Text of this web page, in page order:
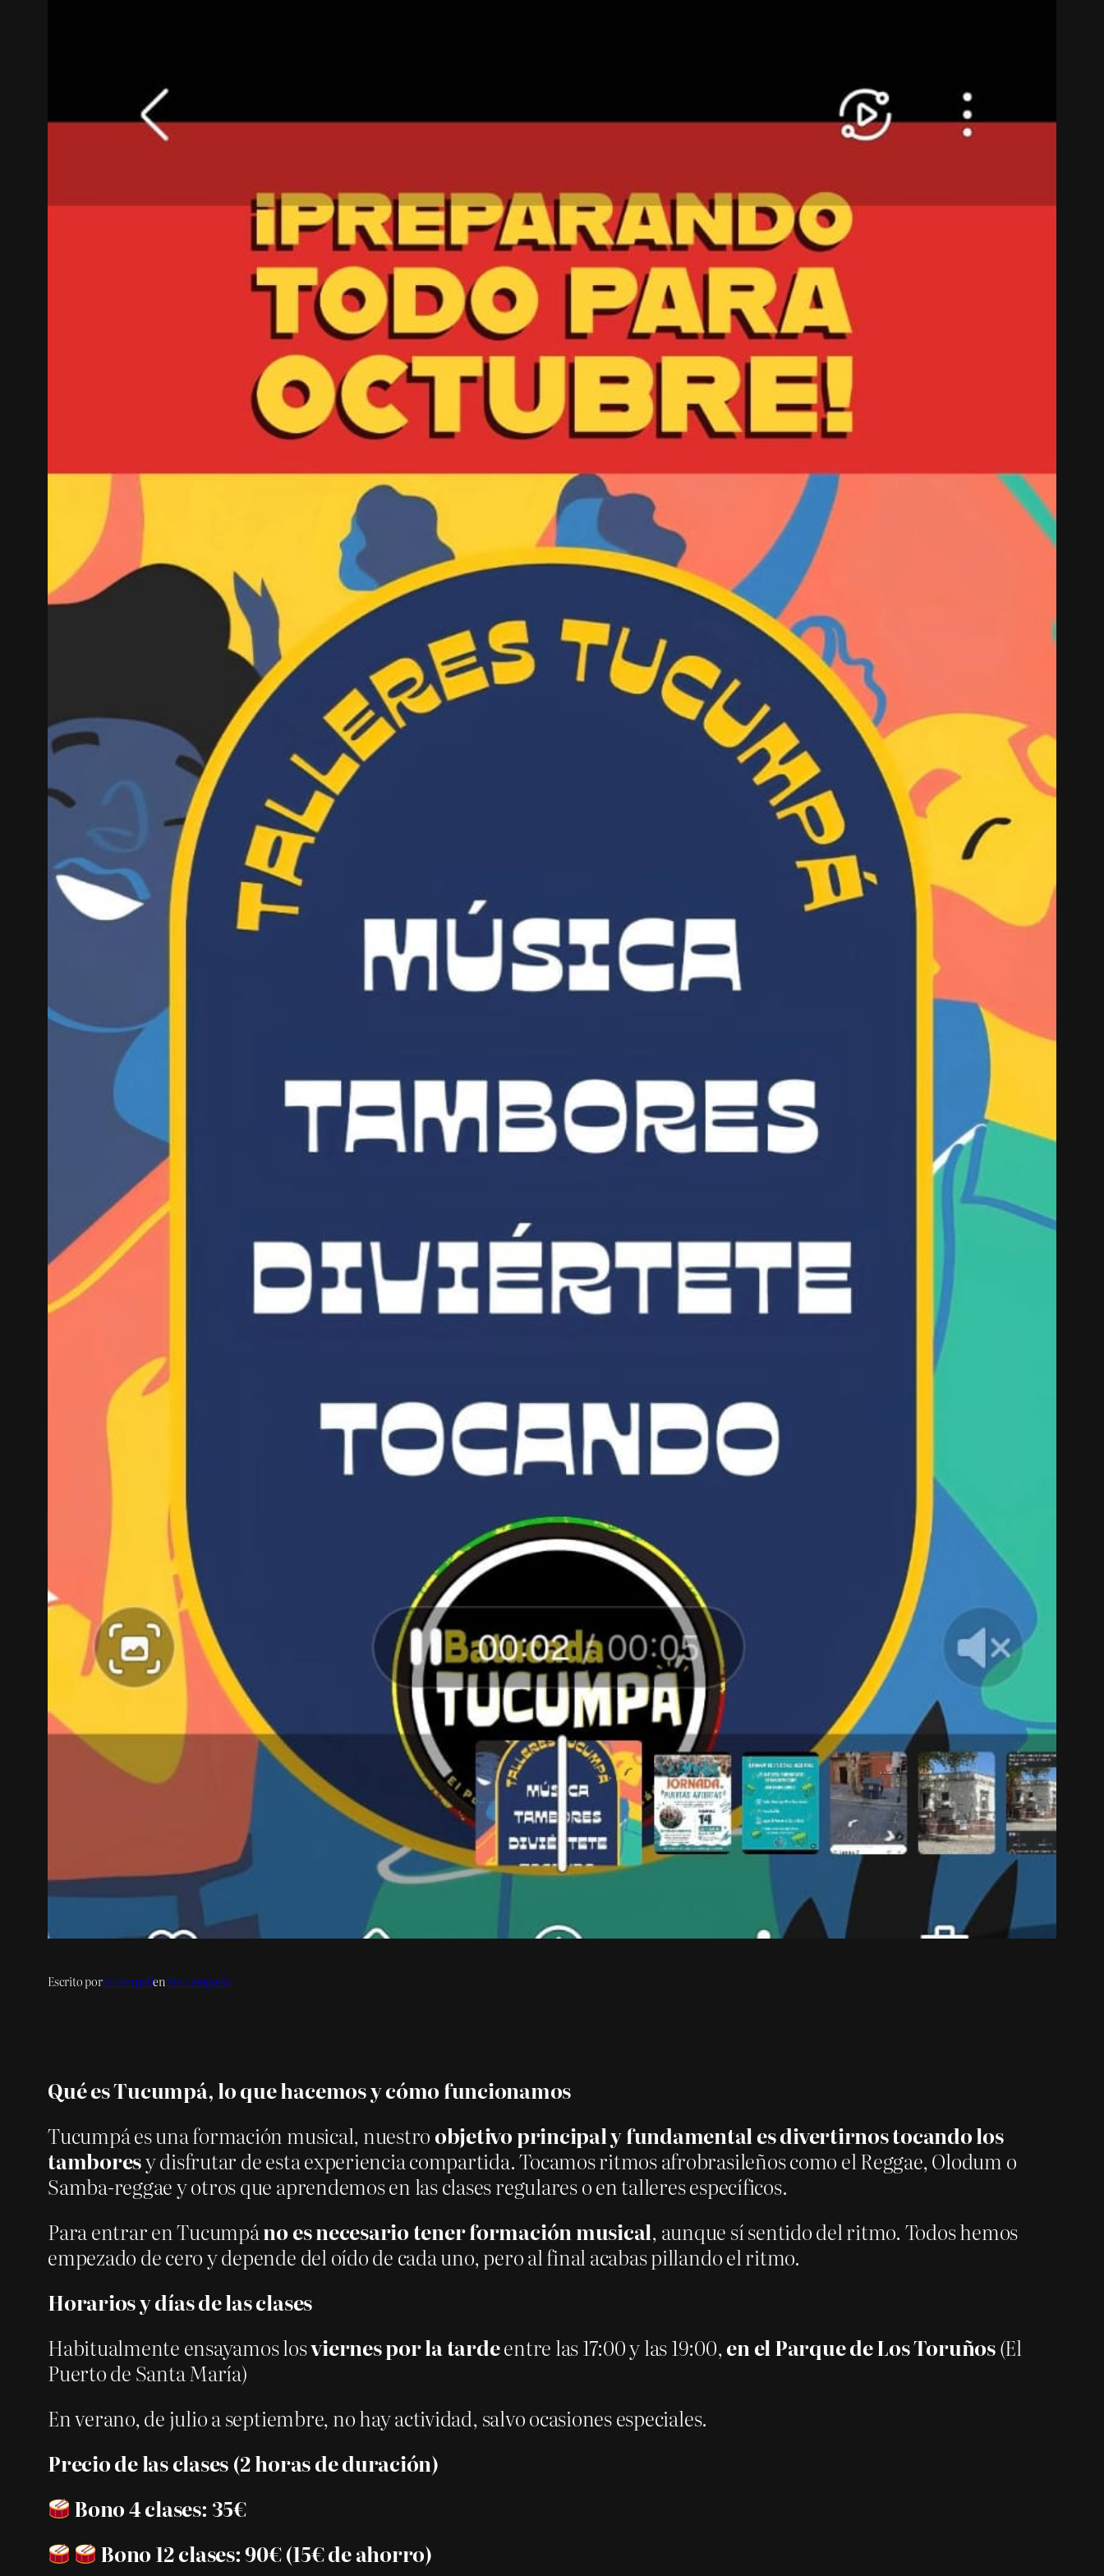
Escrito portucumpa0enSin categoría
Qué es Tucumpá, lo que hacemos y cómo funcionamos
Tucumpá es una formación musical, nuestro objetivo principal y fundamental es divertirnos tocando los
tamboresy disfrutar de esta experiencia compartida. Tocamos ritmos afrobrasileños como el Reggae, Olodum o
Samba-reggae y otros que aprendemos en las clases regulares o en talleres específicos.
Para entrar en Tucumpáno es necesario tener formación musical, aunque sí sentido del ritmo. Todos hemos
empezado de cero y depende del oído de cada uno, pero al final acabas pillando el ritmo.
Horarios y días de las clases
Habitualmente ensayamos losviernes por la tardeentre las 17:00 y las 19:00, en el Parque de Los Toruños(El
Puerto de Santa María)
En verano, de julio a septiembre, no hay actividad, salvo ocasiones especiales.
Precio de las clases (2 horas de duración)
Bono 4 clases: 35€
Bono 12 clases: 90€ (15€ de ahorro)